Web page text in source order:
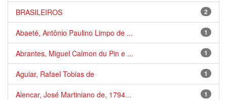
2
BRASILEIROS
1
Abaeté, Antônio Paulino Limpo de ...
1
Abrantes, Miguel Calmon du Pin e ...
1
Aguiar, Rafael Tobias de
1
Alencar, José Martiniano de, 1794...